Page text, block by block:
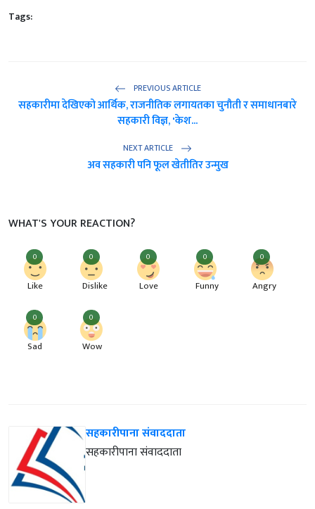
Tags:
PREVIOUS ARTICLE
सहकारीमा देखिएको आर्थिक, राजनीतिक लगायतका चुनौती र समाधानबारे
सहकारी विज्ञ, 'केश...
NEXT ARTICLE
अव सहकारी पनि फूल खेतीतिर उन्मुख
WHAT'S YOUR REACTION?
0
Like
0
Dislike
0
Love
0
Funny
0
Angry
0
Sad
0
Wow
सहकारीपाना संवाददाता
सहकारीपाना संवाददाता